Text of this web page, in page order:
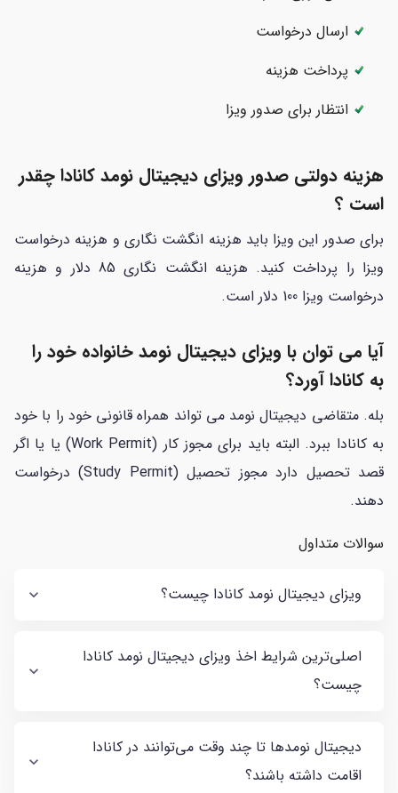
ارسال درخواست
پرداخت هزینه
انتظار برای صدور ویزا
هزینه دولتی صدور ویزای دیجیتال نومد کانادا چقدر
است ؟
برای صدور این ویزا باید هزینه انگشت نگاری و هزینه درخواست
ویزا را پرداخت کنید. هزینه انگشت نگاری 85 دلار و هزینه
درخواست ویزا 100 دلار است.
آیا می توان با ویزای دیجیتال نومد خانواده خود را
به کانادا آورد؟
بله. متقاضی دیجیتال نومد می تواند همراه قانونی خود را با خود
به کانادا ببرد. البته باید برای مجوز کار (Work Permit) یا یا اگر
قصد تحصیل دارد مجوز تحصیل (Study Permit) درخواست
دهند.
سوالات متداول
ویزای دیجیتال نومد کانادا چیست؟
اصلی‌ترین شرایط اخذ ویزای دیجیتال نومد کانادا
چیست؟
دیجیتال نومدها تا چند وقت می‌توانند در کانادا
اقامت داشته باشند؟